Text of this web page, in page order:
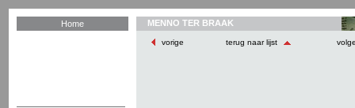
Home MENNO TER BRAAK
vorige terug naar lijst